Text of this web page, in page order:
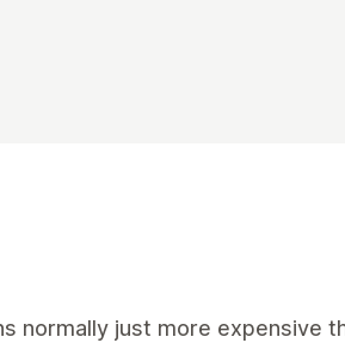
normally just more expensive